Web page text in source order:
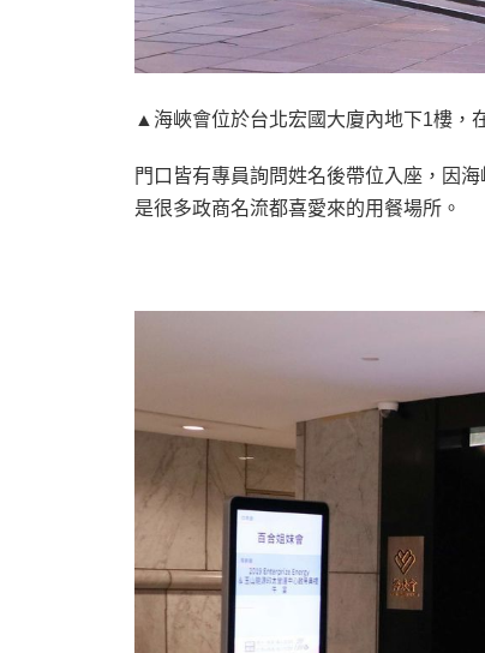
▲海峽會位於台北宏國大廈內地下1樓，
門口皆有專員詢問姓名後帶位入座，因
是很多政商名流都喜愛來的用餐場所。